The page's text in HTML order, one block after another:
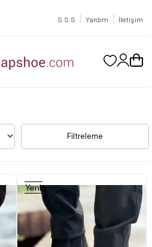
S.S.S | Yardım | İletişim
Filtreleme
Yeni
Ürün